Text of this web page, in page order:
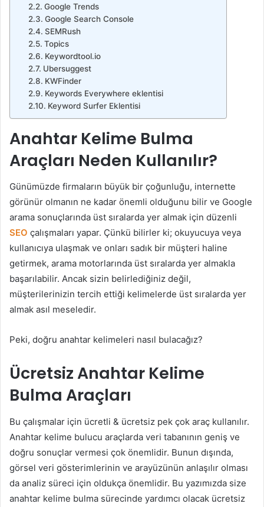
Google Trends
Google Search Console
SEMRush
Topics
Keywordtool.io
Ubersuggest
KWFinder
Keywords Everywhere eklentisi
Keyword Surfer Eklentisi
Anahtar Kelime Bulma
Araçları Neden Kullanılır?
Günümüzde firmaların büyük bir çoğunluğu, internette
görünür olmanın ne kadar önemli olduğunu bilir ve Google
arama sonuçlarında üst sıralarda yer almak için düzenli
SEO çalışmaları yapar. Çünkü bilirler ki; okuyucuya veya
kullanıcıya ulaşmak ve onları sadık bir müşteri haline
getirmek, arama motorlarında üst sıralarda yer almakla
başarılabilir. Ancak sizin belirlediğiniz değil,
müşterilerinizin tercih ettiği kelimelerde üst sıralarda yer
almak asıl meseledir.
Peki, doğru anahtar kelimeleri nasıl bulacağız?
Ücretsiz Anahtar Kelime
Bulma Araçları
Bu çalışmalar için ücretli & ücretsiz pek çok araç kullanılır.
Anahtar kelime bulucu araçlarda veri tabanının geniş ve
doğru sonuçlar vermesi çok önemlidir. Bunun dışında,
görsel veri gösterimlerinin ve arayüzünün anlaşılır olması
da analiz süreci için oldukça önemlidir. Bu yazımızda size
anahtar kelime bulma sürecinde yardımcı olacak ücretsiz